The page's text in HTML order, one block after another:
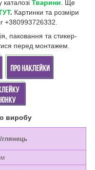
Тварини . Ще
. Картинки та розміри
+380993726332.
паковання та стикер-
перед монтажем.
виробу